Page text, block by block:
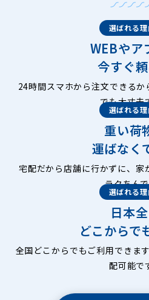
選ばれる
WEBやア
今すぐ
24時間スマホから注文できるか
でも大丈夫
選ばれる
重い荷
運ばなく
宅配だから店舗に行かずに、家
ラクちん
選ばれる
日本
どこからで
全国どこからでもご利用できま
配可能で